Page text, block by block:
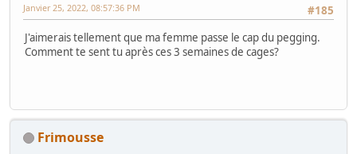
#185
Janvier 25, 2022, 08:57:36 PM
J'aimerais tellement que ma femme passe le cap du pegging.
Comment te sent tu après ces 3 semaines de cages?
Frimousse